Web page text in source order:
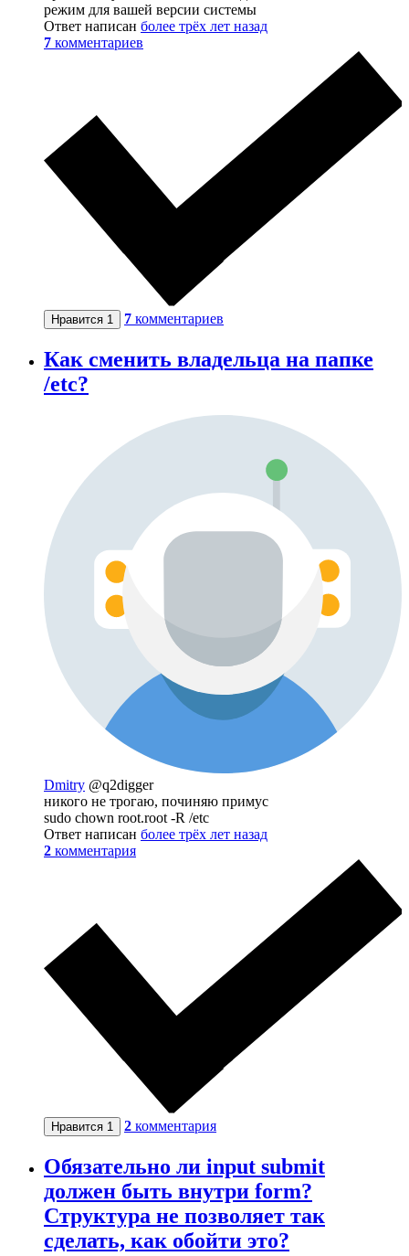
режим для вашей версии системы
Ответ написан более трёх лет назад
7 комментариев
Нравится 1 7 комментариев
Как сменить владельца на папке
/etc?
Dmitry @q2digger
никого не трогаю, починяю примус
sudo chown root.root -R /etc
Ответ написан более трёх лет назад
2 комментария
Нравится 1 2 комментария
Обязательно ли input submit
должен быть внутри form?
Структура не позволяет так
сделать, как обойти это?